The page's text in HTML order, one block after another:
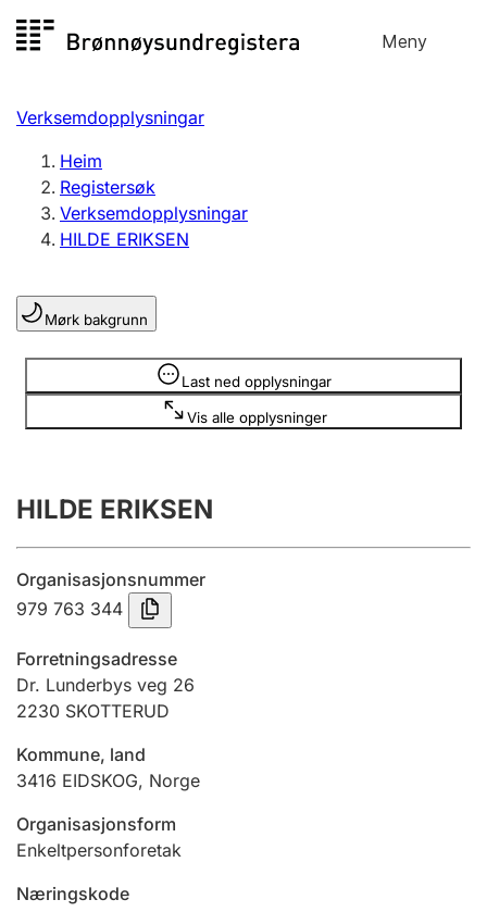
til
Meny
Registersøk
Aksjeselskap
Enkeltpersonføretak
Registrere, endre, slette
Lag og foreining
Registrere, endre, slette
Innsending og forseinkingsgebyr
Jeger
Ektepaktrettleiaren
Andre tema
Verksemdopplysningar
Heim
Registersøk
Verksemdopplysningar
HILDE ERIKSEN
Mørk bakgrunn
Last ned opplysningar
Vis alle opplysninger
Opplysninger er skjult
HILDE ERIKSEN
Organisasjonsnummer
979 763 344
Forretningsadresse
Dr. Lunderbys veg 26
2230 SKOTTERUD
Kommune, land
3416 EIDSKOG, Norge
Organisasjonsform
Enkeltpersonforetak
Næringskode